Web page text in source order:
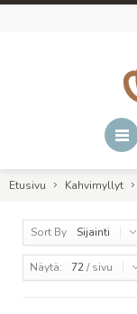
Etusivu Kahvimyllyt
Sort By Sijainti
Näytä: 72/ sivu